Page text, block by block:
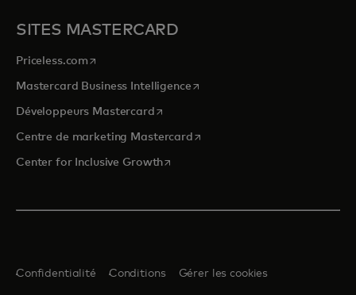
SITES MASTERCARD
Priceless.com s’ouvre dans un nouvel onglet
Mastercard Business Intelligences’ouvre dans un nouvel onglet
Développeurs Mastercards’ouvre dans un nouvel onglet
Centre de marketing Mastercards’ouvre dans un nouvel onglet
Center for Inclusive Growths’ouvre dans un nouvel onglet
Confidentialité Conditions Gérer les cookies